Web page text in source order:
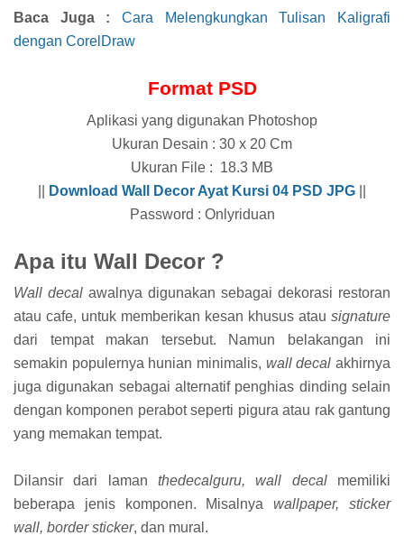
Baca Juga :
Cara Melengkungkan Tulisan Kaligrafi
dengan CorelDraw
Format PSD
Aplikasi yang digunakan Photoshop
Ukuran Desain : 30 x 20 Cm
Ukuran File : 18.3 MB
Download Wall Decor Ayat Kursi 04 PSD JPG
Password : Onlyriduan
Apa itu Wall Decor ?
Wall decal awalnya digunakan sebagai dekorasi restoran
atau cafe, untuk memberikan kesan khusus atau signature
dari tempat makan tersebut. Namun belakangan ini
semakin populernya hunian minimalis, wall decal akhirnya
juga digunakan sebagai alternatif penghias dinding selain
dengan komponen perabot seperti pigura atau rak gantung
yang memakan tempat.
Dilansir dari laman thedecalguru, wall decalmemiliki
beberapa jenis komponen. Misalnyawallpaper, sticker
wall, border sticker, dan mural.